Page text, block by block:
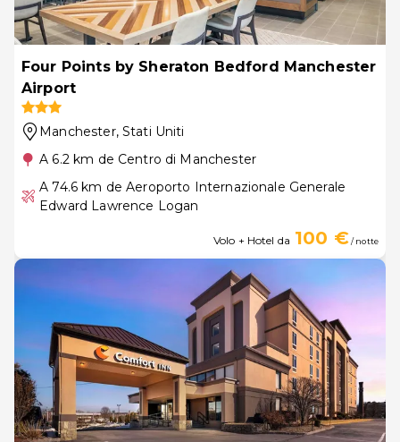
Four Points by Sheraton Bedford Manchester
Airport
Manchester, Stati Uniti
A 6.2 km de Centro di Manchester
A 74.6 km de Aeroporto Internazionale Generale
Edward Lawrence Logan
Volo + Hotel da 100 €/ notte